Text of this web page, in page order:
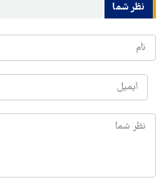
نظر شما